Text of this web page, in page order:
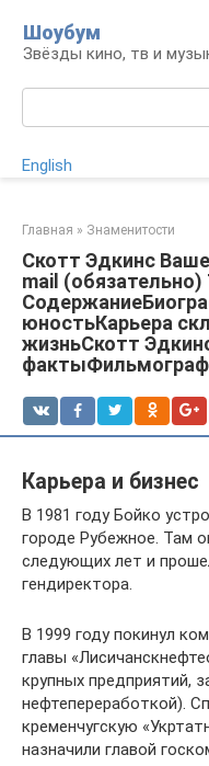
контенту
Шоубум
Звёзды кино, тв и
English
Главная » Знаменитости
Скотт Эдкинс
mail
юностьКарьера
жизньСкотт
Карьера и бизнес
В 1981 году Бойко
городе Рубежное. Там
следующих лет и
гендиректора.
В 1999 году покинул
главы
крупных предприятий,
нефтепереработкой).
кременчугскую
назначили главой